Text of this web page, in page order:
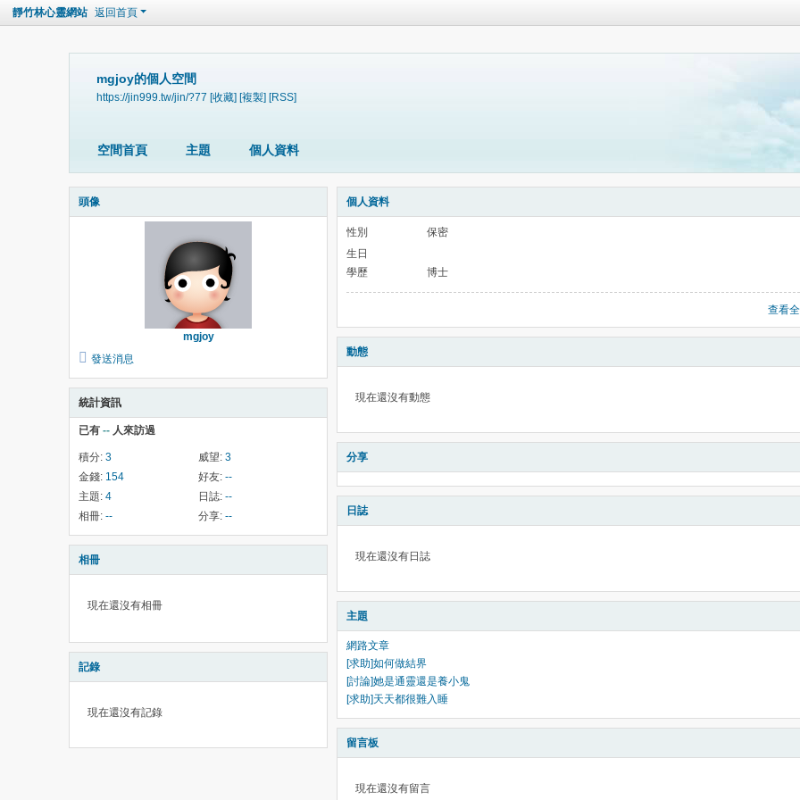
靜竹林心靈網站 返回首頁
mgjoy的個人空間
https://jin999.tw/jin/?77 [收藏] [複製] [RSS]
空間首頁 主題 個人資料
頭像
mgjoy
發送消息
統計資訊
已有 -- 人來訪過
積分: 3 威望: 3
金錢: 154 好友: --
主題: 4 日誌: --
相冊: -- 分享: --
相冊
現在還沒有相冊
記錄
現在還沒有記錄
個人資料
性別
保密
生日
學歷
博士
查看
動態
現在還沒有動態
分享
日誌
現在還沒有日誌
主題
網路文章
[求助]如何做結界
[討論]她是通靈還是養小鬼
[求助]天天都很難入睡
留言板
現在還沒有留言